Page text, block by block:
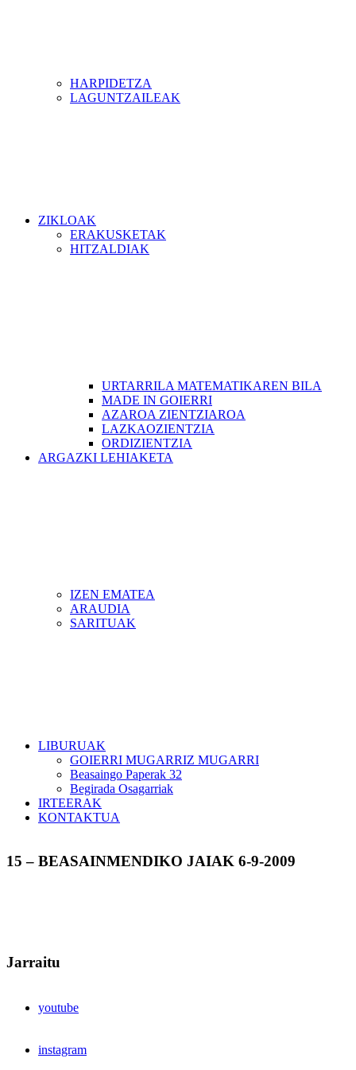
HARPIDETZA
LAGUNTZAILEAK
ZIKLOAK
ERAKUSKETAK
HITZALDIAK
URTARRILA MATEMATIKAREN BILA
MADE IN GOIERRI
AZAROA ZIENTZIAROA
LAZKAOZIENTZIA
ORDIZIENTZIA
ARGAZKI LEHIAKETA
IZEN EMATEA
ARAUDIA
SARITUAK
LIBURUAK
GOIERRI MUGARRIZ MUGARRI
Beasaingo Paperak 32
Begirada Osagarriak
IRTEERAK
KONTAKTUA
15 – BEASAINMENDIKO JAIAK 6-9-2009
Jarraitu
youtube
instagram